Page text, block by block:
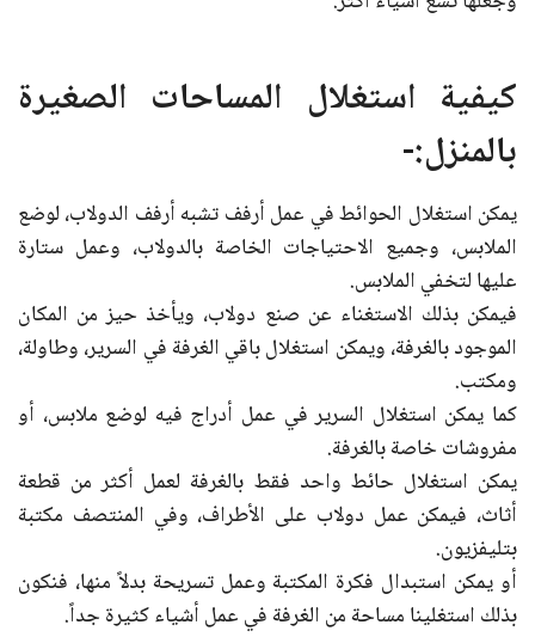
كيفية استغلال المساحات الصغيرة
بالمنزل:-
يمكن استغلال الحوائط في عمل أرفف تشبه أرفف الدولاب، لوضع
الملابس، وجميع الاحتياجات الخاصة بالدولاب، وعمل ستارة
عليها لتخفي الملابس.
فيمكن بذلك الاستغناء عن صنع دولاب، ويأخذ حيز من المكان
الموجود بالغرفة، ويمكن استغلال باقي الغرفة في السرير، وطاولة،
ومكتب.
كما يمكن استغلال السرير في عمل أدراج فيه لوضع ملابس، أو
مفروشات خاصة بالغرفة.
يمكن استغلال حائط واحد فقط بالغرفة لعمل أكثر من قطعة
أثاث، فيمكن عمل دولاب على الأطراف، وفي المنتصف مكتبة
بتليفزيون.
أو يمكن استبدال فكرة المكتبة وعمل تسريحة بدلاً منها، فنكون
بذلك استغلينا مساحة من الغرفة في عمل أشياء كثيرة جداً.